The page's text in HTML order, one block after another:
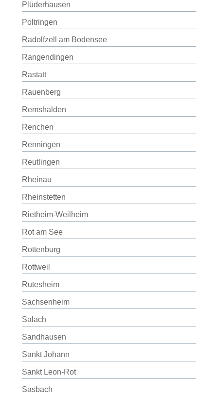
Plüderhausen
Poltringen
Radolfzell am Bodensee
Rangendingen
Rastatt
Rauenberg
Remshalden
Renchen
Renningen
Reutlingen
Rheinau
Rheinstetten
Rietheim-Weilheim
Rot am See
Rottenburg
Rottweil
Rutesheim
Sachsenheim
Salach
Sandhausen
Sankt Johann
Sankt Leon-Rot
Sasbach